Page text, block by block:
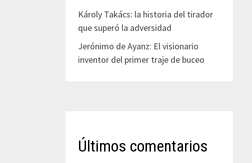
Károly Takács: la historia del tirador
que superó la adversidad
Jerónimo de Ayanz: El visionario
inventor del primer traje de buceo
Últimos comentarios